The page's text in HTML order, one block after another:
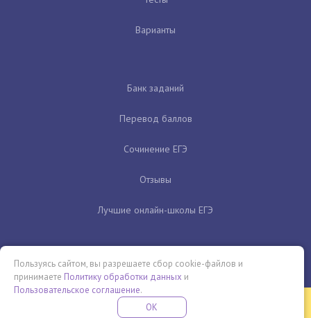
Варианты
Банк заданий
Перевод баллов
Сочинение ЕГЭ
Отзывы
Лучшие онлайн-школы ЕГЭ
Бесплатная летняя школа
Пользуясь сайтом, вы разрешаете сбор cookie-файлов и
принимаете Политику обработки данных и
Пользовательское соглашение.
OK